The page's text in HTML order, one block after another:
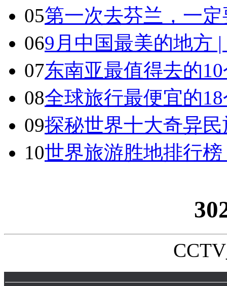
05第一次去芬兰，一
069月中国最美的地方
07东南亚最值得去的
08全球旅行最便宜的
09探秘世界十大奇异
10世界旅游胜地排行